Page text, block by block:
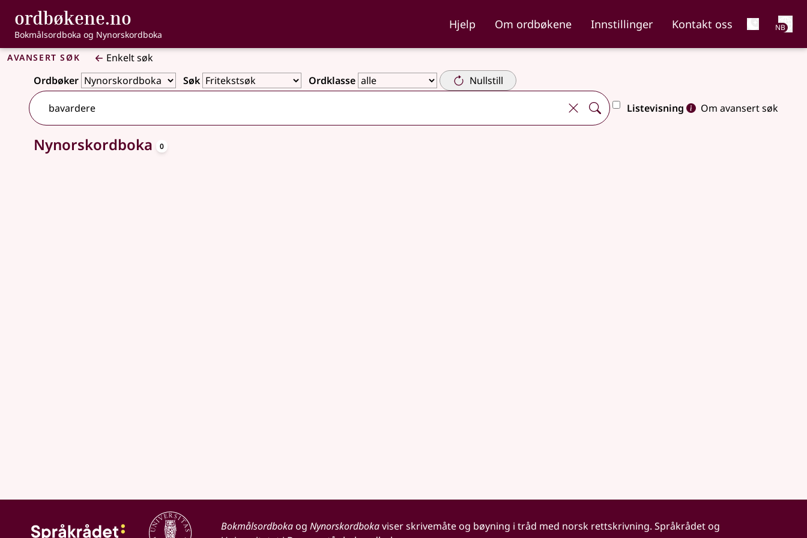
Gå til hovedinnhold
Tilgjengelighet
ordbøkene.no , Bokmålsordboka og Nynorskordboka
Bokmålsordboka og Nynorskordboka
Hjelp Om ordbøkene Innstillinger Kontakt oss NB
Avansert søk
Enkelt søk
Ordbøker
Søk Ordklasse Nullstill
Listevisning Om avansert søk
Ingen treff
Nynorskordboka 0
Bokmålsordbokaog Nynorskordbokaviser skrivemåte og bøyning i tråd med norsk rettskrivning. Språkrådet og